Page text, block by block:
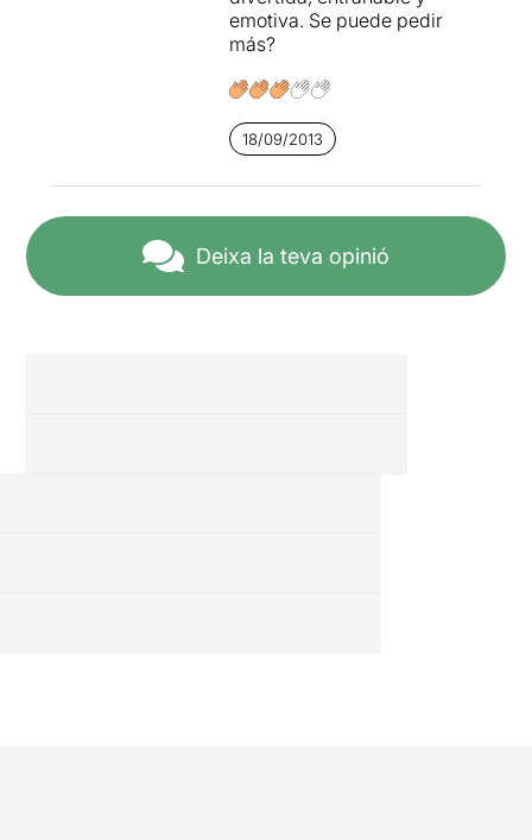
emotiva. Se puede pedir
más?
18/09/2013
Deixa la teva opinió